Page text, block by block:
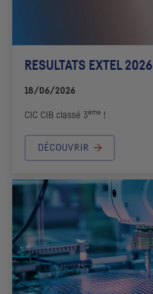
RESULTATS EXTEL 2026
18/06/2026
CIC CIB classé 3ème !
DÉCOUVRIR